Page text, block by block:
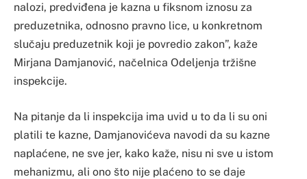
nalozi, predviđena je kazna u fiksnom iznosu za
preduzetnika, odnosno pravno lice, u konkretnom
slučaju preduzetnik koji je povredio zakon”, kaže
Mirjana Damjanović, načelnica Odeljenja tržišne
inspekcije.
Na pitanje da li inspekcija ima uvid u to da li su oni
platili te kazne, Damjanovićeva navodi da su kazne
naplaćene, ne sve jer, kako kaže, nisu ni sve u istom
mehanizmu, ali ono što nije plaćeno to se daje